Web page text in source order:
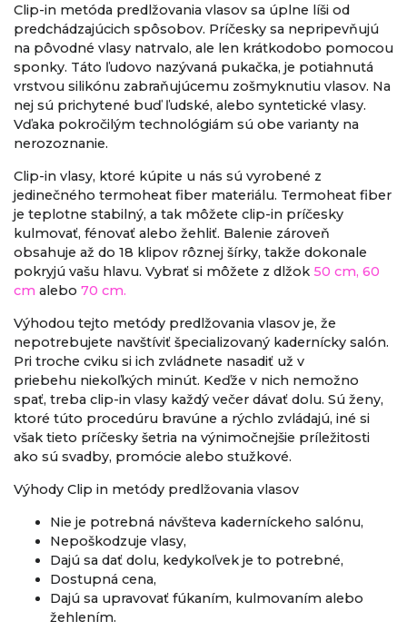
Clip-in metóda predlžovania vlasov sa úplne líši od
predchádzajúcich spôsobov. Príčesky sa nepripevňujú
na pôvodné vlasy natrvalo, ale len krátkodobo pomocou
sponky. Táto ľudovo nazývaná pukačka, je potiahnutá
vrstvou silikónu zabraňujúcemu zošmyknutiu vlasov. Na
nej sú prichytené buď ľudské, alebo syntetické vlasy.
Vďaka pokročilým technológiám sú obe varianty na
nerozoznanie.
Clip-in vlasy, ktoré kúpite u nás sú vyrobené z
jedinečného termoheat fiber materiálu. Termoheat fiber
je teplotne stabilný, a tak môžete clip-in príčesky
kulmovať, fénovať alebo žehliť. Balenie zároveň
obsahuje až do 18 klipov rôznej šírky, takže dokonale
pokryjú vašu hlavu. Vybrať si môžete z dlžok 50 cm, 60
cm alebo 70 cm.
Výhodou tejto metódy predlžovania vlasov je, že
nepotrebujete navštíviť špecializovaný kadernícky salón.
Pri troche cviku si ich zvládnete nasadiť už v
priebehu niekoľkých minút. Keďže v nich nemožno
spať, treba clip-in vlasy každý večer dávať dolu. Sú ženy,
ktoré túto procedúru bravúne a rýchlo zvládajú, iné si
však tieto príčesky šetria na výnimočnejšie príležitosti
ako sú svadby, promócie alebo stužkové.
Výhody Clip in metódy predlžovania vlasov
Nie je potrebná návšteva kaderníckeho salónu,
Nepoškodzuje vlasy,
Dajú sa dať dolu, kedykoľvek je to potrebné,
Dostupná cena,
Dajú sa upravovať fúkaním, kulmovaním alebo
žehlením.